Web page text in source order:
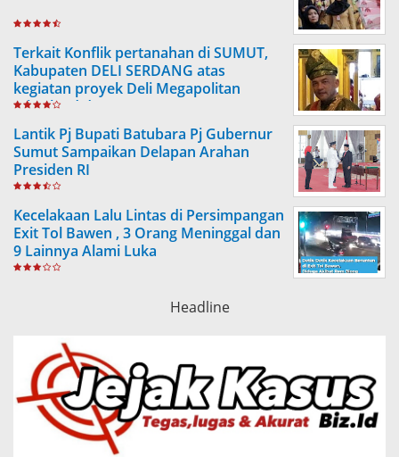
Terkait Konflik pertanahan di SUMUT,
Kabupaten DELI SERDANG atas
kegiatan proyek Deli Megapolitan
(Citraland dengan PTPN 2, NDP)
Lantik Pj Bupati Batubara Pj Gubernur
Sumut Sampaikan Delapan Arahan
Presiden RI
Kecelakaan Lalu Lintas di Persimpangan
Exit Tol Bawen , 3 Orang Meninggal dan
9 Lainnya Alami Luka
Headline